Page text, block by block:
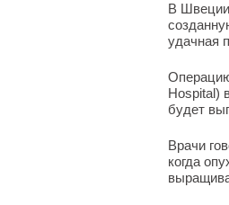
В Швеции
удачная
Hospital)
будет
Врачи
когда